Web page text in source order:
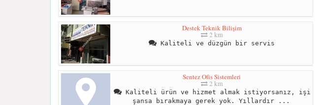
Destek Teknik Bilişim
2 km
Kaliteli ve düzgün bir servis
Sentez Ofis Sistemleri
2 km
Kaliteli ürün ve hizmet almak istiyorsanız, işi
şansa bırakmaya gerek yok. Yıllardır ...